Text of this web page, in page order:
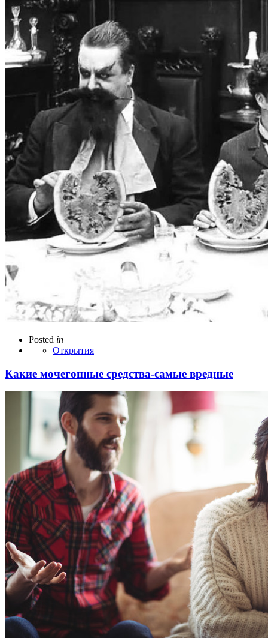
Posted in
Открытия
Какие мочегонные средства-самые вредные